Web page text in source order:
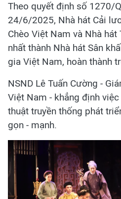
Theo quyết định số 1270/
24/6/2025, Nhà hát Cải
Chèo Việt Nam và Nhà
nhất thành Nhà hát Sân
gia Việt Nam, hoàn thành
NSND Lê Tuấn Cường -
Việt Nam - khẳng định
thuật truyền thống phát
gọn - mạnh.